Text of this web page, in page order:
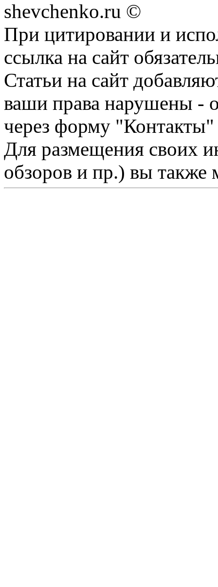
shevchenko.ru ©
При цитировании и
ссылка на сайт
Статьи на сайт
ваши права нарушены -
через форму "Контакты"
Для размещения своих
обзоров и пр.) вы также